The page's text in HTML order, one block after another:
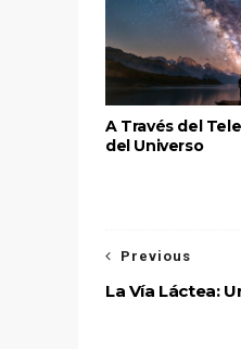
A Través del
del Universo
Previous
La Vía Láctea: